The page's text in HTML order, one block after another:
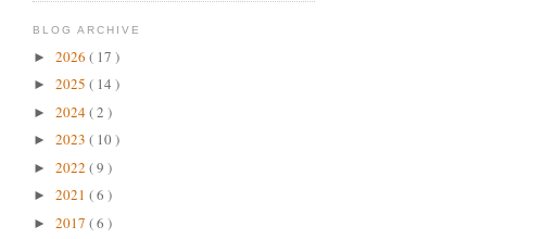
BLOG ARCHIVE
► 2026 ( 17 )
► 2025 ( 14 )
► 2024( 2 )
► 2023 ( 10 )
► 2022 ( 9 )
► 2021 ( 6 )
► 2017 ( 6 )